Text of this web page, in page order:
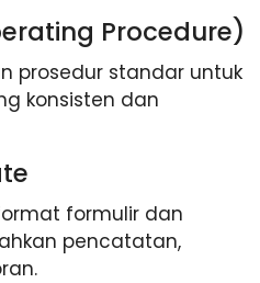
Procedure)
prosedur standar untuk
konsisten dan
formulir dan
pencatatan,